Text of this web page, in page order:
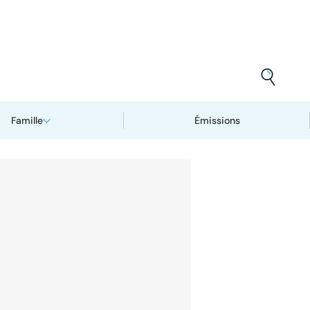
Famille Émissions